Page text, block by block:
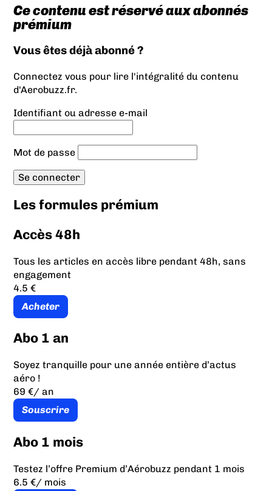
Ce contenu est réservé aux abonnés
prémium
Vous êtes déjà abonné ?
Connectez vous pour lire l'intégralité du contenu
d'Aerobuzz.fr.
Identifiant ou adresse e-mail
Mot de passe
Les formules prémium
Accès 48h
Tous les articles en accès libre pendant 48h, sans
engagement
4.5 €
Acheter
Abo 1 an
Soyez tranquille pour une année entière d’actus
aéro !
69 €/ an
Souscrire
Abo 1 mois
Testez l’offre Premium d’Aérobuzz pendant 1 mois
6.5 €/ mois